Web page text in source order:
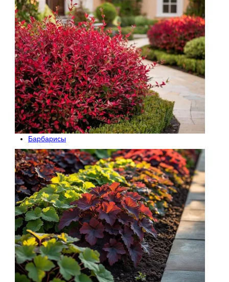
Барбарисы